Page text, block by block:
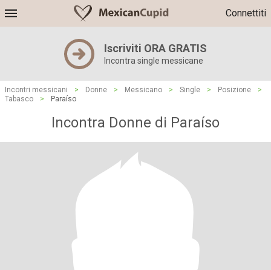
Connettiti
Iscriviti ORA GRATIS
Incontra single messicane
Incontri messicani > Donne > Messicano > Single > Posizione
>
Tabasco
> Paraíso
Incontra Donne di Paraíso